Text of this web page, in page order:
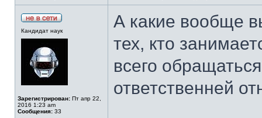
Кандидат наук
Зарегистрирован: Пт апр 22,
2016 1:23 am
Сообщения: 33
А какие вообще
тех, кто
всего
ответственней